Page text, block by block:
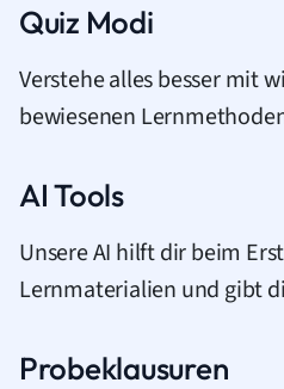
Quiz Modi
Verstehe alles besser mit
bewiesenen
AI Tools
Unsere AI hilft dir beim
Lernmaterialien und gibt
Probeklausuren